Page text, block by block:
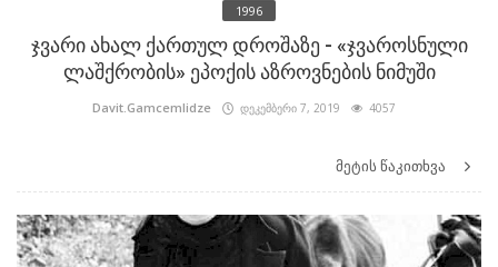
1996
ჯვარი ახალ ქართულ დროშაზე - «ჯვაროსნული
ლაშქრობის» ეპოქის აზროვნების ნიმუში
Davit.Gamcemlidze დეკემბერი 7, 2019 4057
მეტის წაკითხვა